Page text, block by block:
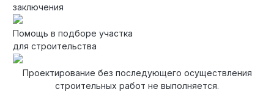
заключения
Помощь в подборе участка
для строительства
Проектирование без последующего осуществления
строительных работ не выполняется.